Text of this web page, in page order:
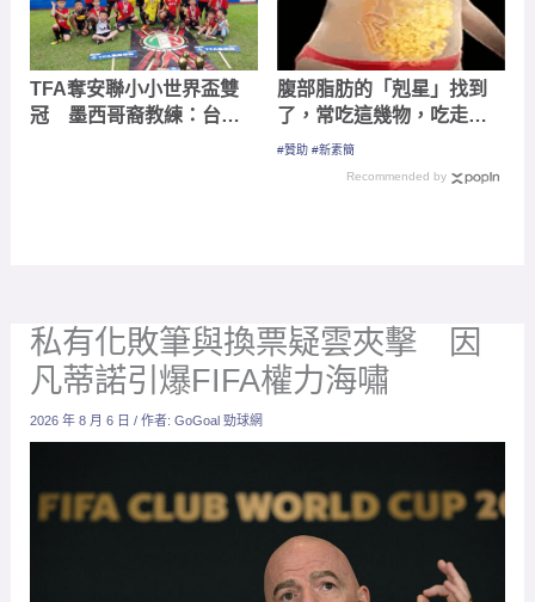
TFA奪安聯小小世界盃雙
冠 墨西哥裔教練：台灣
腹部脂肪的「剋星」找到
了，常吃這幾物，吃走大
肚囊，瘦出小蠻腰
#贊助 #新素簡
Recommended by
私有化敗筆與換票疑雲夾擊 因
凡蒂諾引爆FIFA權力海嘯
2026 年 8 月 6 日/ 作者:GoGoal 勁球網